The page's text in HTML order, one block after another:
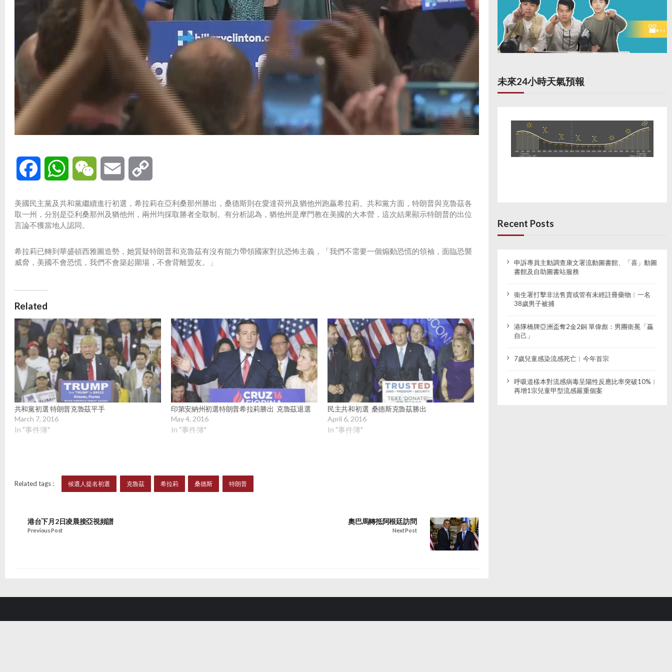
Facebook WhatsAppWeChat Email
美國民主黨及共和黨繼續進行初選，希拉莉在亞利桑那州勝出，桑德斯則在愛達荷州及猶他州跑贏希拉莉。共和黨方面，特朗普與克魯茲各
取一州，分別是亞利桑那州及猶他州，兩州均採取勝者全取制。有分析認為，猶他州是摩門教在美國的大本營，這次結果顯示特朗普的出位
言論不獲當地人認同。
希拉莉已轉到華盛頓西雅圖造勢，她質疑特朗普和克魯茲有沒有能力帶領國家對抗恐怖主義，「我們不需要一個煽動恐慌的領袖，面臨恐襲
威脅，美國不會恐慌，我們不會築起圍場，不會背離盟友。」
Related
共和黨初選 特朗普克魯茲平手
March 7, 2016
In "事件簿"
印第安納州初選特朗普希拉莉勝出 克魯茲退選
May 4, 2016
In "事件簿"
民主共和初選 桑德斯克魯茲勝出
April 6, 2016
In "事件簿"
Related tags : 候選人提名初選 克魯茲 希拉莉 桑德斯 特朗普
港台下月2日凌晨接亞視頻譜
Previous Post
奧巴馬轉抵阿根廷訪問
Next Post
未來24小時天氣預報
Recent Posts
申訴專員主動調查康文署流動圖書館、「喜」動圖
書館及自助圖書站服務
衞生署打擊非法售賣或管有未經註冊藥物︱一名
38歲男子被捕
港隊橋牌亞洲盃奪2金2銅 單偉彪：男團衛冕「贏
自己」
7歲兒童感染流感死亡︱今年首宗
呼吸道樣本對流感病毒呈陽性反應比率突破10%︱
再增1宗兒童甲型流感嚴重個案